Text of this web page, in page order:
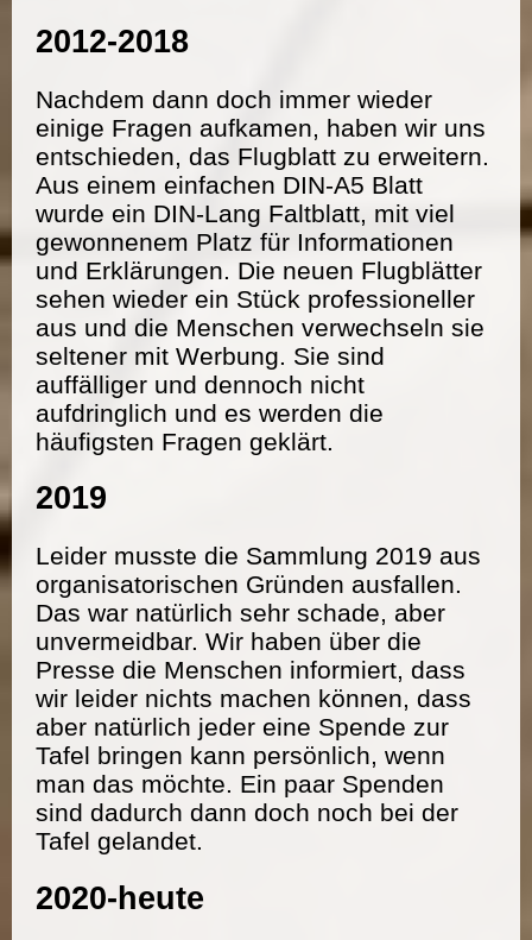
2012-2018
Nachdem dann doch immer wieder
einige Fragen aufkamen, haben wir uns
entschieden, das Flugblatt zu erweitern.
Aus einem einfachen DIN-A5 Blatt
wurde ein DIN-Lang Faltblatt, mit viel
gewonnenem Platz für Informationen
und Erklärungen. Die neuen Flugblätter
sehen wieder ein Stück professioneller
aus und die Menschen verwechseln sie
seltener mit Werbung. Sie sind
auffälliger und dennoch nicht
aufdringlich und es werden die
häufigsten Fragen geklärt.
2019
Leider musste die Sammlung 2019 aus
organisatorischen Gründen ausfallen.
Das war natürlich sehr schade, aber
unvermeidbar. Wir haben über die
Presse die Menschen informiert, dass
wir leider nichts machen können, dass
aber natürlich jeder eine Spende zur
Tafel bringen kann persönlich, wenn
man das möchte. Ein paar Spenden
sind dadurch dann doch noch bei der
Tafel gelandet.
2020-heute